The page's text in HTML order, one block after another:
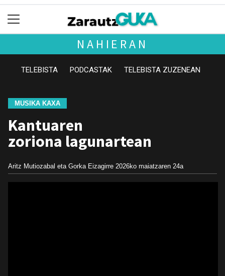
NAHIERAN
TELEBISTA PODCASTAK TELEBISTA ZUZENEAN
MUSIKA KAXA
Kantuaren
zoriona lagunartean
Aritz Mutiozabal eta Gorka Eizagirre 2026ko maiatzaren 24a